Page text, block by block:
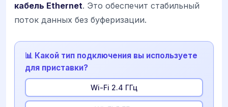
кабель Ethernet. Это обеспечит стабильный
поток данных без буферизации.
📊 Какой тип подключения вы используете
для приставки?
Wi-Fi 2.4 ГГц